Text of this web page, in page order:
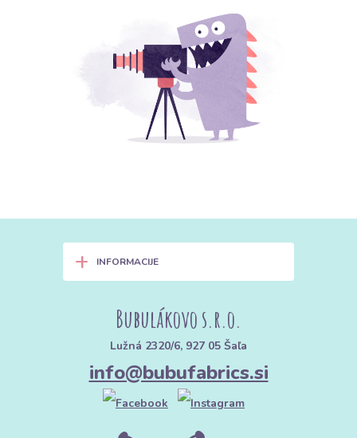
+ INFORMACIJE
Bubulákovo s.r.o.
Lužná 2320/6, 927 05 Šaľa
info@bubufabrics.si